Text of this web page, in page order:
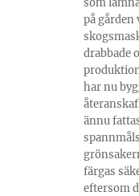
på gården
drabbade
har nu
ännu
färgas
eftersom